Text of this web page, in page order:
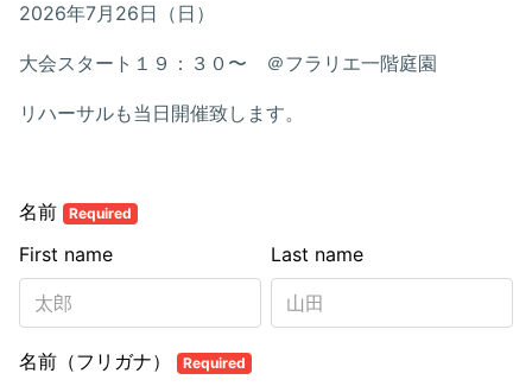
2026年7月26日（日）
大会スタート１９：３０〜 ＠フラリエ一階庭園
リハーサルも当日開催致します。
名前 Required
Last name
First name
名前（フリガナ） Required